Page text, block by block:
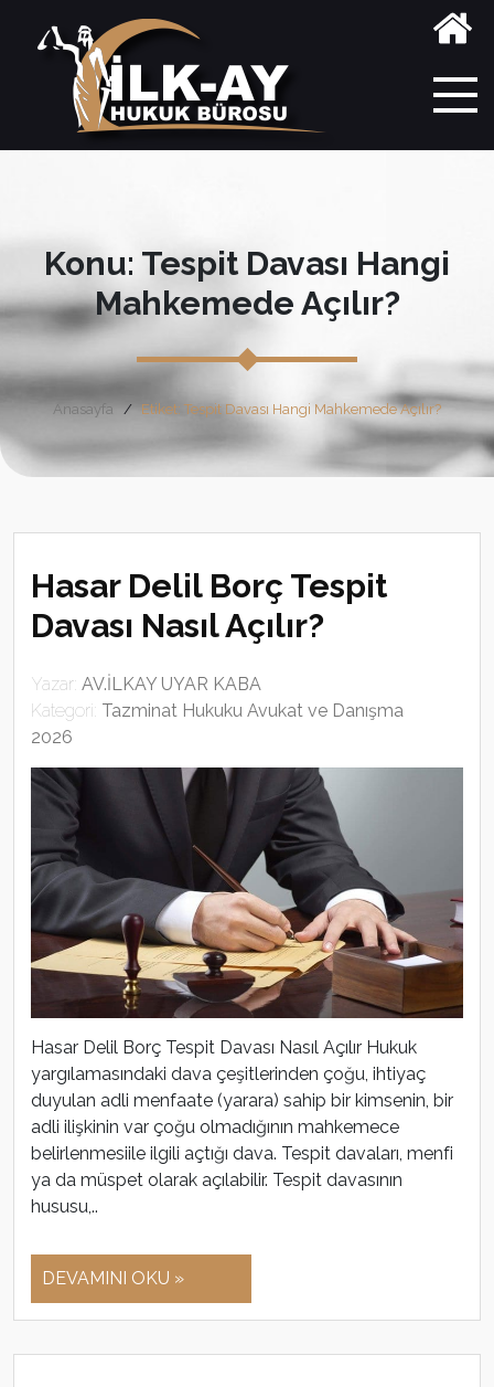
Konu: Tespit Davası Hangi
Mahkemede Açılır?
Anasayfa Etiket: Tespit Davası Hangi Mahkemede Açılır?
Hasar Delil Borç Tespit
Davası Nasıl Açılır?
Yazar: AV.İLKAY UYAR KABA
Kategori: Tazminat Hukuku Avukat ve Danışma
2026
Hasar Delil Borç Tespit Davası Nasıl Açılır Hukuk
yargılamasındaki dava çeşitlerinden çoğu, ihtiyaç
duyulan adli menfaate (yarara) sahip bir kimsenin, bir
adli ilişkinin var çoğu olmadığının mahkemece
belirlenmesiile ilgili açtığı dava. Tespit davaları, menfi
ya da müspet olarak açılabilir. Tespit davasının
hususu,..
DEVAMINI OKU »